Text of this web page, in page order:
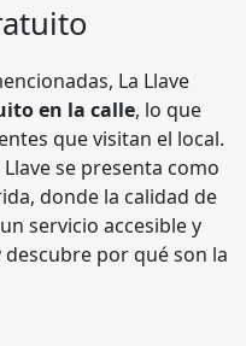
La Llave
en la calle, lo que
que visitan el local.
se presenta como
donde la calidad de
servicio accesible y
por qué son la